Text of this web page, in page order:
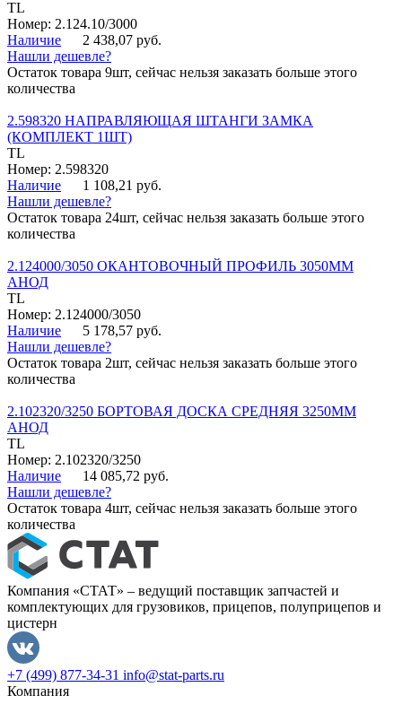
TL
Номер: 2.124.10/3000
Наличие
2 438,07 руб.
Нашли дешевле?
Остаток товара 9шт, сейчас нельзя заказать больше этого
количества
2.598320 НАПРАВЛЯЮЩАЯ ШТАНГИ ЗАМКА
(КОМПЛЕКТ 1ШТ)
TL
Номер: 2.598320
Наличие
1 108,21 руб.
Нашли дешевле?
Остаток товара 24шт, сейчас нельзя заказать больше этого
количества
2.124000/3050 ОКАНТОВОЧНЫЙ ПРОФИЛЬ 3050ММ
АНОД
TL
Номер: 2.124000/3050
Наличие
5 178,57 руб.
Нашли дешевле?
Остаток товара 2шт, сейчас нельзя заказать больше этого
количества
2.102320/3250 БОРТОВАЯ ДОСКА СРЕДНЯЯ 3250ММ
АНОД
TL
Номер: 2.102320/3250
Наличие
14 085,72 руб.
Нашли дешевле?
Остаток товара 4шт, сейчас нельзя заказать больше этого
количества
Компания «СТАТ» – ведущий поставщик запчастей и
комплектующих для грузовиков, прицепов, полуприцепов и
цистерн
+7 (499) 877-34-31 info@stat-parts.ru
Компания